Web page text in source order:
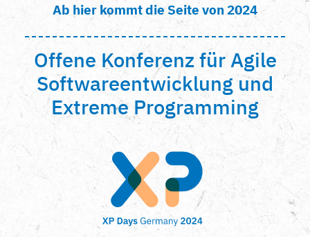
Ab hier kommt die Seite von 2024
Offene Konferenz für Agile
Softwareentwicklung und
Extreme Programming